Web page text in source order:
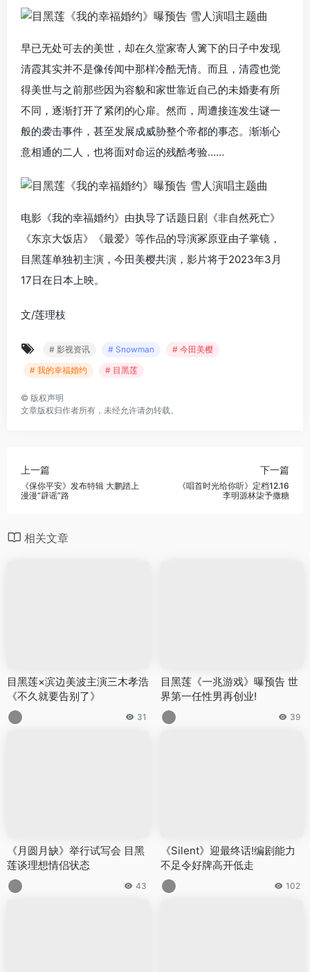
早已无处可去的美世，却在久堂家寄人篱下的日子中发现
清霞其实并不是像传闻中那样冷酷无情。而且，清霞也觉
得美世与之前那些因为容貌和家世靠近自己的未婚妻有所
不同，逐渐打开了紧闭的心扉。然而，周遭接连发生谜一
般的袭击事件，甚至发展成威胁整个帝都的事态。渐渐心
意相通的二人，也将面对命运的残酷考验……
电影《我的幸福婚约》由执导了话题日剧《非自然死亡》
《东京大饭店》《最爱》等作品的导演冢原亚由子掌镜，
目黑莲单独初主演，今田美樱共演，影片将于2023年3月
17日在日本上映。
文/莲理枝
# 影视资讯 # Snowman
# 今田美樱
# 我的幸福婚约
# 目黑莲
© 版权声明
文章版权归作者所有，未经允许请勿转载。
上一篇
《保你平安》发布特辑 大鹏踏上
漫漫“辟谣”路
下一篇
《唱首时光给你听》定档12.16
李明源林柒予撒糖
相关文章
目黑莲×滨边美波主演三木孝浩
《不久就要告别了》
31
目黑莲《一兆游戏》曝预告 世
界第一任性男再创业!
39
《月圆月缺》举行试写会 目黑
莲谈理想情侣状态
43
《Silent》迎最终话!编剧能力
不足令好牌高开低走
102